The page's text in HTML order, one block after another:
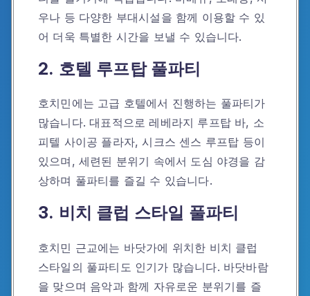
우나 등 다양한 부대시설을 함께 이용할 수 있
어 더욱 특별한 시간을 보낼 수 있습니다.
2. 호텔 루프탑 풀파티
호치민에는 고급 호텔에서 진행하는 풀파티가
많습니다. 대표적으로 레베라지 루프탑 바, 소
피텔 사이공 플라자, 시크스 센스 루프탑 등이
있으며, 세련된 분위기 속에서 도심 야경을 감
상하며 풀파티를 즐길 수 있습니다.
3. 비치 클럽 스타일 풀파티
호치민 근교에는 바닷가에 위치한 비치 클럽
스타일의 풀파티도 인기가 많습니다. 바닷바람
을 맞으며 음악과 함께 자유로운 분위기를 즐